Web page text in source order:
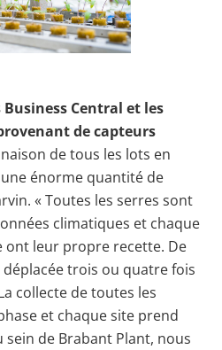
Central et les
de capteurs
de tous les lots en
énorme quantité de
« Toutes les serres sont
climatiques et chaque
ont leur propre recette. De
trois ou quatre fois
collecte de toutes les
et chaque site prend
sein de Brabant Plant, nous